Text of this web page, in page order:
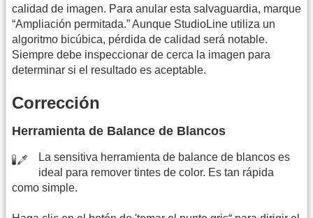
calidad de imagen. Para anular esta salvaguardia, marque
“Ampliación permitada.” Aunque StudioLine utiliza un
algoritmo bicúbica, pérdida de calidad será notable.
Siempre debe inspeccionar de cerca la imagen para
determinar si el resultado es aceptable.
Corrección
Herramienta de Balance de Blancos
La sensitiva herramienta de balance de blancos es
ideal para remover tintes de color. Es tan rápida
como simple.